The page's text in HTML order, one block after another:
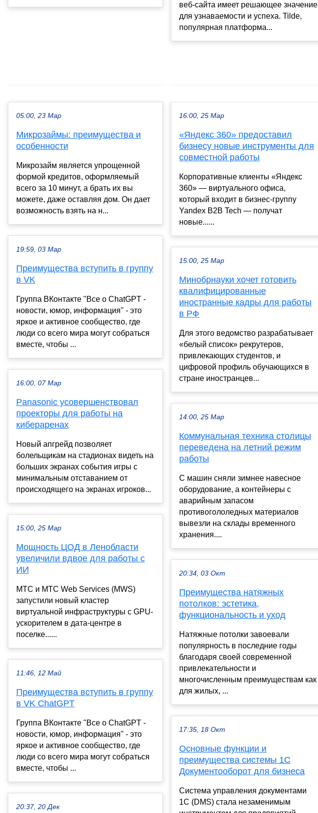
веб-сайта имеет решающее значение
для узнаваемости и успеха. Tilde,
популярная платформа...
05:00, 23 Мар
Микрозаймы: преимущества и
особенности
Микрозайм является упрощенной
формой кредитов, оформляемый
всего за 10 минут, а брать их вы
можете, даже оставляя дом. Он дает
возможность взять на н...
19:59, 03 Мар
Преимущества вступить в группу
в VK
Группа ВКонтакте "Все о ChatGPT -
новости, юмор, информация" - это
яркое и активное сообщество, где
люди со всего мира могут собраться
вместе, чтобы ...
16:00, 07 Мар
Panasonic усовершенствовал
проекторы для работы на
кибераренах
Новый апгрейд позволяет
болельщикам на стадионах видеть на
больших экранах события игры с
минимальным отставанием от
происходящего на экранах игроков...
15:00, 25 Мар
Мощность ЦОД в Ленобласти
увеличили вдвое для работы с
ИИ
МТС и МТС Web Services (MWS)
запустили новый кластер
виртуальной инфраструктуры с GPU-
ускорителем в дата-центре в
поселке......
11:46, 12 Май
Преимущества вступить в группу
в VK ChatGPT
Группа ВКонтакте "Все о ChatGPT -
новости, юмор, информация" - это
яркое и активное сообщество, где
люди со всего мира могут собраться
вместе, чтобы ...
20:37, 20 Дек
16:00, 25 Мар
«Яндекс 360» предоставил
бизнесу новые инструменты для
совместной работы
Корпоративные клиенты «Яндекс
360» — виртуального офиса,
который входит в бизнес-группу
Yandex B2B Tech — получат
новые......
15:00, 25 Мар
Минобрнауки хочет готовить
квалифицированные
иностранные кадры для работы
в РФ
Для этого ведомство разрабатывает
«белый список» рекрутеров,
привлекающих студентов, и
цифровой профиль обучающихся в
стране иностранцев...
14:00, 25 Мар
Коммунальная техника столицы
переведена на летний режим
работы
С машин сняли зимнее навесное
оборудование, а контейнеры с
аварийным запасом
противогололедных материалов
вывезли на склады временного
хранения....
20:34, 03 Окт
Преимущества натяжных
потолков: эстетика,
функциональность и уход
Натяжные потолки завоевали
популярность в последние годы
благодаря своей современной
привлекательности и
многочисленным преимуществам как
для жилых, ...
17:35, 18 Окт
Основные функции и
преимущества системы 1С
Документооборот для бизнеса
Система управления документами
1С (DMS) стала незаменимым